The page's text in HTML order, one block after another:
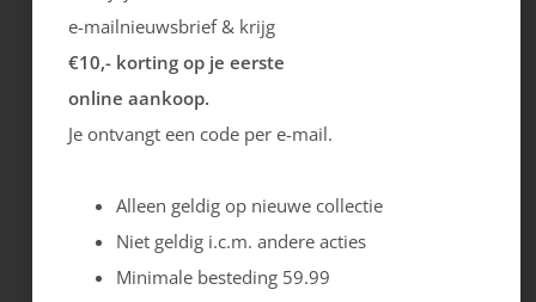
Australian Australian
Camaro
e-mailnieuwsbrief & krijg
€10,- korting op je eerste
online aankoop.
Je ontvangt een code per e-mail.
Alleen geldig op nieuwe collectie
Niet geldig i.c.m. andere acties
Minimale besteding 59.99